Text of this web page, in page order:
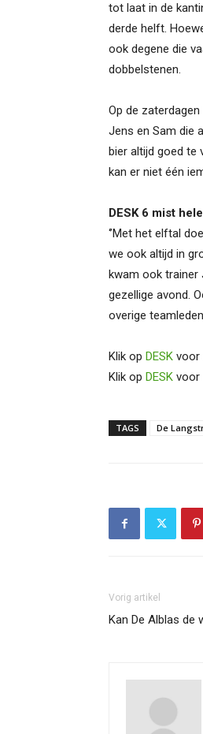
tot laat in de
derde helft.
ook degene die
dobbelstenen.
Op de
Jens en Sam die
bier altijd goed te
kan er niet één
DESK 6 mist
‘’Met het elftal
we ook altijd in
kwam ook trainer
gezellige avond.
overige
Klik op DESK voor
Klik op DESK voor
TAGS De
Vorig artikel
Kan De Alblas de